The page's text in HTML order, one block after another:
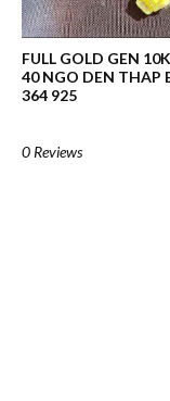
FULL GOLD GEN
40 NGO DEN THAP
364 925
0 Reviews